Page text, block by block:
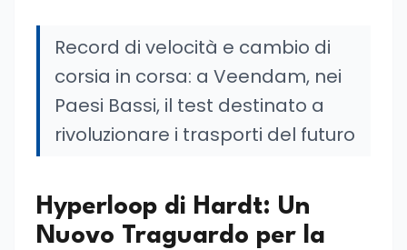
Record di velocità e cambio di
corsia in corsa: a Veendam, nei
Paesi Bassi, il test destinato a
rivoluzionare i trasporti del futuro
Hyperloop di Hardt: Un
Nuovo Traguardo per la